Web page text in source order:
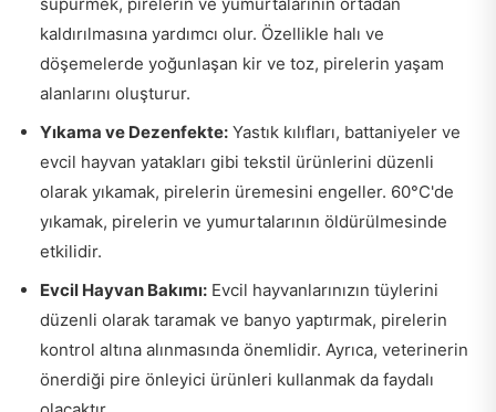
süpürmek, pirelerin ve yumurtalarının ortadan
kaldırılmasına yardımcı olur. Özellikle halı ve
döşemelerde yoğunlaşan kir ve toz, pirelerin yaşam
alanlarını oluşturur.
Yıkama ve Dezenfekte: Yastık kılıfları, battaniyeler ve
evcil hayvan yatakları gibi tekstil ürünlerini düzenli
olarak yıkamak, pirelerin üremesini engeller. 60°C'de
yıkamak, pirelerin ve yumurtalarının öldürülmesinde
etkilidir.
Evcil Hayvan Bakımı: Evcil hayvanlarınızın tüylerini
düzenli olarak taramak ve banyo yaptırmak, pirelerin
kontrol altına alınmasında önemlidir. Ayrıca, veterinerin
önerdiği pire önleyici ürünleri kullanmak da faydalı